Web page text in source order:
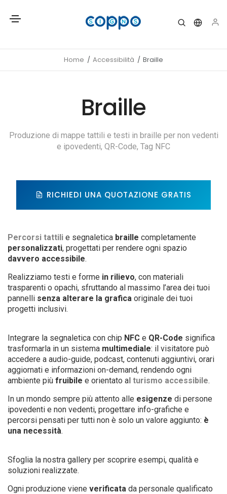
Home Accessibilità Braille
Braille
Produzione di mappe tattili e testi in braille per non vedenti
e ipovedenti, QR-Code, Tag NFC
RICHIEDI UNA QUOTAZIONE GRATIS
Percorsi tattili e segnaletica braille completamente
personalizzati, progettati per rendere ogni spazio
davvero accessibile.
Realizziamo testi e forme in rilievo, con materiali
trasparenti o opachi, sfruttando al massimo l’area dei tuoi
pannelli senza alterare la grafica originale dei tuoi
progetti inclusivi.
Integrare la segnaletica con chip NFC e QR-Code significa
trasformarla in un sistema multimediale: il visitatore può
accedere a audio-guide, podcast, contenuti aggiuntivi, orari
aggiornati e informazioni on-demand, rendendo ogni
ambiente più fruibile e orientato al turismo accessibile.
In un mondo sempre più attento alle esigenze di persone
ipovedenti e non vedenti, progettare info-grafiche e
percorsi pensati per tutti non è solo un valore aggiunto: è
una necessità.
Sfoglia la nostra gallery per scoprire esempi, qualità e
soluzioni realizzate.
Ogni produzione viene verificata da personale qualificato